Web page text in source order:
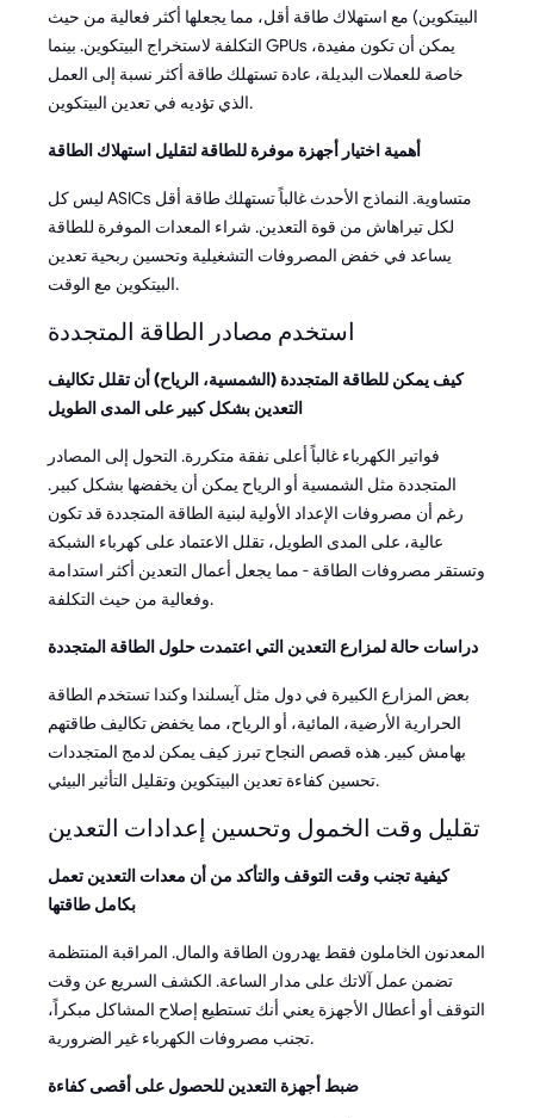
البيتكوين) مع استهلاك طاقة أقل، مما يجعلها أكثر فعالية من حيث
التكلفة لاستخراج البيتكوين. بينما GPUs يمكن أن تكون مفيدة،
خاصة للعملات البديلة، عادة تستهلك طاقة أكثر نسبة إلى العمل
الذي تؤديه في تعدين البيتكوين.
أهمية اختيار أجهزة موفرة للطاقة لتقليل استهلاك الطاقة
ليس كل ASICs متساوية. النماذج الأحدث غالباً تستهلك طاقة أقل
لكل تيراهاش من قوة التعدين. شراء المعدات الموفرة للطاقة
يساعد في خفض المصروفات التشغيلية وتحسين ربحية تعدين
البيتكوين مع الوقت.
استخدم مصادر الطاقة المتجددة
كيف يمكن للطاقة المتجددة (الشمسية، الرياح) أن تقلل تكاليف
التعدين بشكل كبير على المدى الطويل
فواتير الكهرباء غالباً أعلى نفقة متكررة. التحول إلى المصادر
المتجددة مثل الشمسية أو الرياح يمكن أن يخفضها بشكل كبير.
رغم أن مصروفات الإعداد الأولية لبنية الطاقة المتجددة قد تكون
عالية، على المدى الطويل، تقلل الاعتماد على كهرباء الشبكة
وتستقر مصروفات الطاقة - مما يجعل أعمال التعدين أكثر استدامة
وفعالية من حيث التكلفة.
دراسات حالة لمزارع التعدين التي اعتمدت حلول الطاقة المتجددة
بعض المزارع الكبيرة في دول مثل آيسلندا وكندا تستخدم الطاقة
الحرارية الأرضية، المائية، أو الرياح، مما يخفض تكاليف طاقتهم
بهامش كبير. هذه قصص النجاح تبرز كيف يمكن لدمج المتجددات
تحسين كفاءة تعدين البيتكوين وتقليل التأثير البيئي.
تقليل وقت الخمول وتحسين إعدادات التعدين
كيفية تجنب وقت التوقف والتأكد من أن معدات التعدين تعمل
بكامل طاقتها
المعدنون الخاملون فقط يهدرون الطاقة والمال. المراقبة المنتظمة
تضمن عمل آلاتك على مدار الساعة. الكشف السريع عن وقت
التوقف أو أعطال الأجهزة يعني أنك تستطيع إصلاح المشاكل مبكراً،
تجنب مصروفات الكهرباء غير الضرورية.
ضبط أجهزة التعدين للحصول على أقصى كفاءة